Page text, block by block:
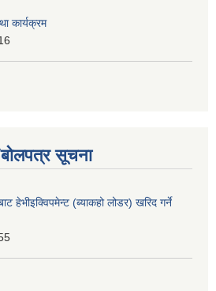
कार्यक्रम
सूचना
हेभीइक्विपमेन्ट (ब्याकहो लोडर) खरिद गर्ने